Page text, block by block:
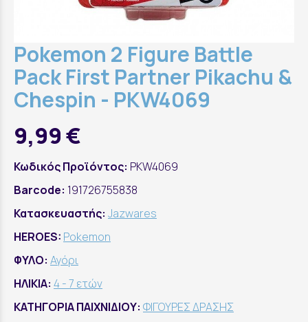
Pokemon 2 Figure Battle
Pack First Partner Pikachu &
Chespin - PKW4069
9,99 €
Κωδικός Προϊόντος: PKW4069
Barcode: 191726755838
Κατασκευαστής: Jazwares
HEROES: Pokemon
ΦΥΛΟ: Αγόρι
ΗΛΙΚΙΑ: 4 - 7 ετών
ΚΑΤΗΓΟΡΙΑ ΠΑΙΧΝΙΔΙΟΥ: ΦΙΓΟΥΡΕΣ ΔΡΑΣΗΣ